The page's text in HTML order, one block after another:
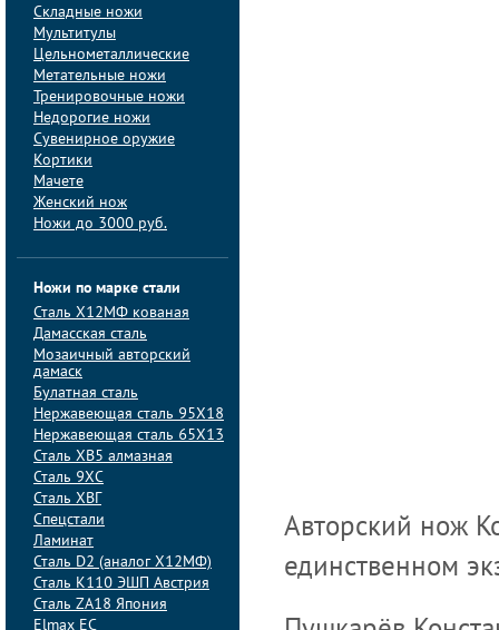
Складные ножи
Мультитулы
Цельнометаллические
Метательные ножи
Тренировочные ножи
Недорогие ножи
Сувенирное оружие
Кортики
Мачете
Женский нож
Ножи до 3000 руб.
Ножи по марке стали
Сталь Х12МФ кованая
Дамасская сталь
Мозаичный авторский
дамаск
Булатная сталь
Нержавеющая сталь 95Х18
Нержавеющая сталь 65Х13
Сталь ХВ5 алмазная
Сталь 9ХС
Сталь ХВГ
Спецстали
Ламинат
Сталь D2 (аналог Х12МФ)
Сталь K110 ЭШП Австрия
Сталь ZA18 Япония
Elmax ЕС
Авторский нож
единственном